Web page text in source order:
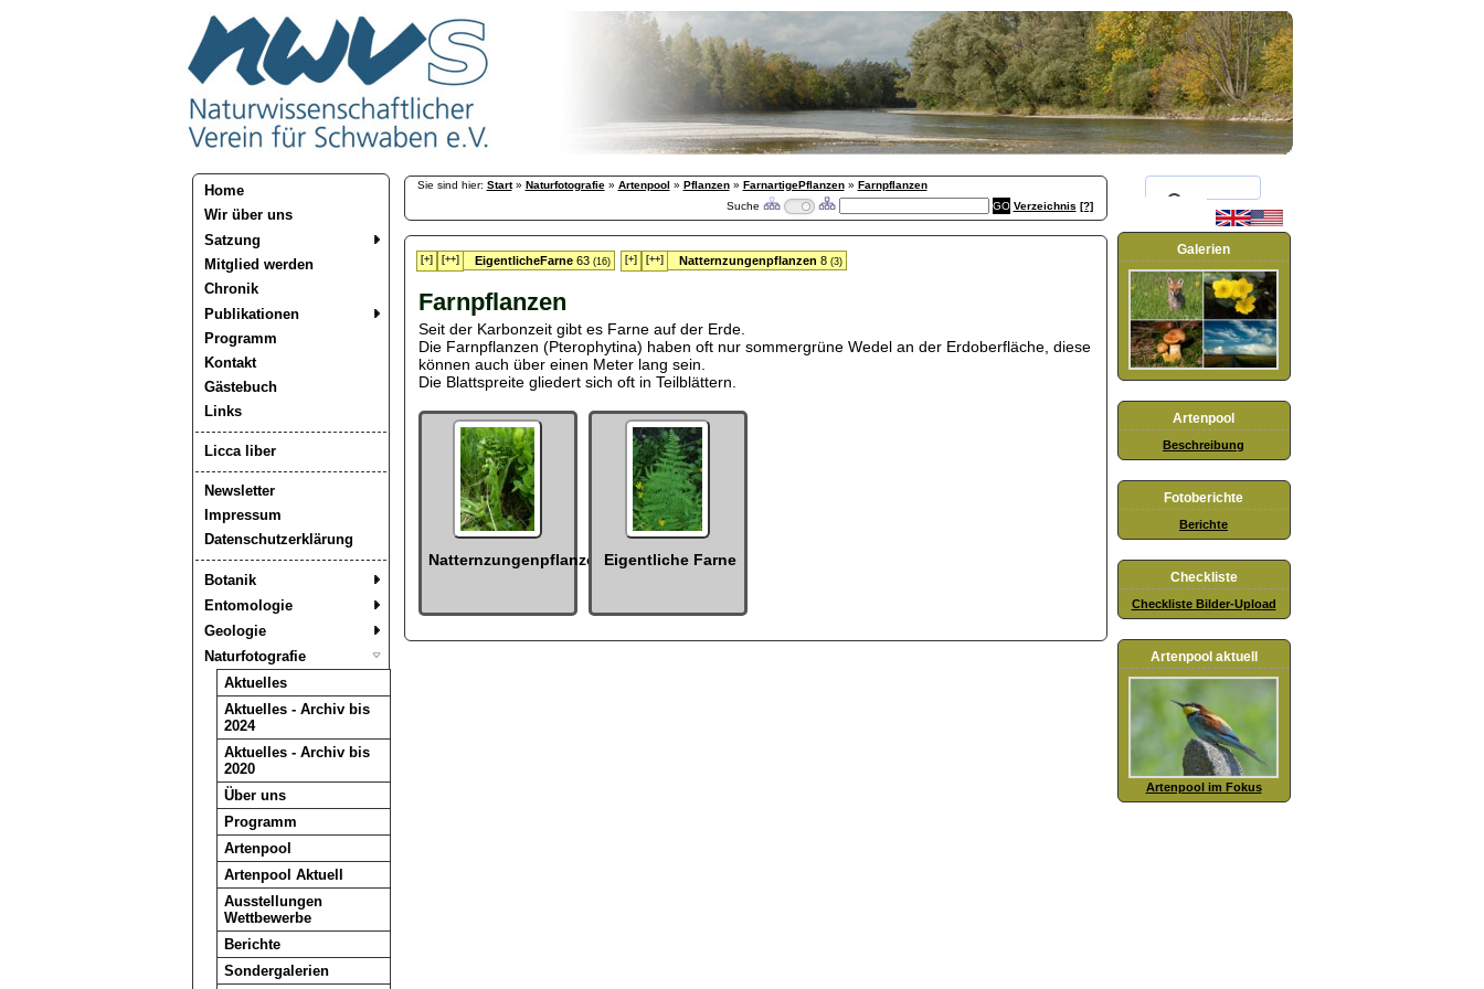
Home
Wir über uns
Satzung
Mitglied werden
Chronik
Publikationen
Programm
Kontakt
Gästebuch
Links
Licca liber
Newsletter
Impressum
Datenschutzerklärung
Botanik
Entomologie
Geologie
Naturfotografie
Aktuelles
Aktuelles - Archiv bis
2024
Aktuelles - Archiv bis
2020
Über uns
Programm
Artenpool
Artenpool Aktuell
Ausstellungen
Wettbewerbe
Berichte
Sondergalerien
Sie sind hier: Start» Naturfotografie» Artenpool » Pflanzen» FarnartigePflanzen» Farnpflanzen
Suche
Verzeichnis [?]
[+] [++] EigentlicheFarne 63 (16) [+] [++] Natternzungenpflanzen 8 (3)
Farnpflanzen
Seit der Karbonzeit gibt es Farne auf der Erde.
Die Farnpflanzen (Pterophytina) haben oft nur sommergrüne Wedel an der Erdoberfläche, diese
können auch über einen Meter lang sein.
Die Blattspreite gliedert sich oft in Teilblättern.
Natternzungenpflanze Eigentliche Farne
Galerien
Artenpool
Beschreibung
Fotoberichte
Berichte
Checkliste
Checkliste Bilder-Upload
Artenpool aktuell
Artenpool im Fokus